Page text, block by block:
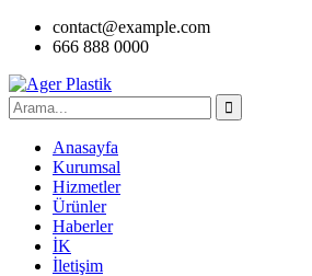
contact@example.com
666 888 0000
Anasayfa
Kurumsal
Hizmetler
Ürünler
Haberler
İK
İletişim